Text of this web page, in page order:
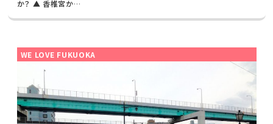
か？ ▲ 香椎宮か…
WE LOVE FUKUOKA